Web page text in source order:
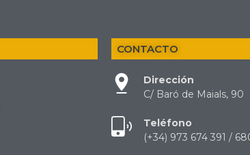
CONTACTO
Dirección
C/ Baró de Maials, 90
Teléfono
(+34) 973 674 391 /